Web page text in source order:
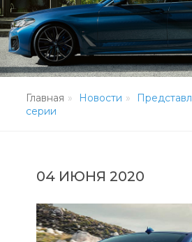
Главная Новости
серии
04 ИЮНЯ 2020